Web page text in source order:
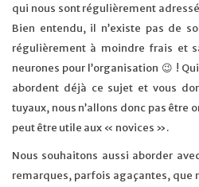
qui nous sont régulièrement
Bien entendu, il n’existe pas de
régulièrement à moindre frais et
neurones pour l’organisation 😉 !
abordent déjà ce sujet et vous
tuyaux, nous n’allons donc pas être
peut être utile aux « novices ».
Nous souhaitons aussi aborder
remarques, parfois agaçantes, que